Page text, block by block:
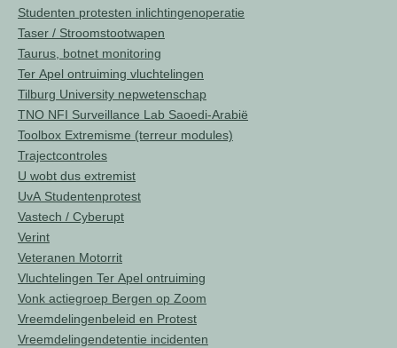
Studenten protesten inlichtingenoperatie
Taser / Stroomstootwapen
Taurus, botnet monitoring
Ter Apel ontruiming vluchtelingen
Tilburg University nepwetenschap
TNO NFI Surveillance Lab Saoedi-Arabië
Toolbox Extremisme (terreur modules)
Trajectcontroles
U wobt dus extremist
UvA Studentenprotest
Vastech / Cyberupt
Verint
Veteranen Motorrit
Vluchtelingen Ter Apel ontruiming
Vonk actiegroep Bergen op Zoom
Vreemdelingenbeleid en Protest
Vreemdelingendetentie incidenten